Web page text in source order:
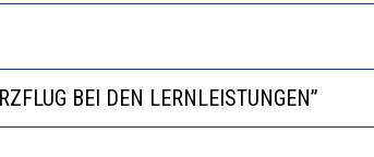
ALL DIE INVESTITIONEN BRINGEN
BEI DEN LERNLEISTUNGEN”
VERRINGERT DAS